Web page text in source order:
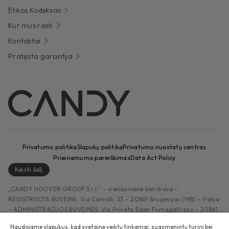
Etikos Kodeksas
Kur mus rasti
Kontaktai
Pratęsta garantija
„CANDY HOOVER GROUP S.r.I.“ – vienasmenė bendrovė –
REGISTRUOTA BUVEINĖ: Via Comolli, 57 – 20861 Brugerijas (MB) – Italija
– ADMINISTRACIJOS BUVEINĖS: Via Privata Eden Fumagalli snc – 20861
Privatumo politikaSlapukų politikaPrivatumo nuostatų centras
Prieinamumo pareiškimasData Act Policy
Keisti šalį
Naudojame slapukus, kad svetainė veiktų tinkamai, suasmenintų turinį bei